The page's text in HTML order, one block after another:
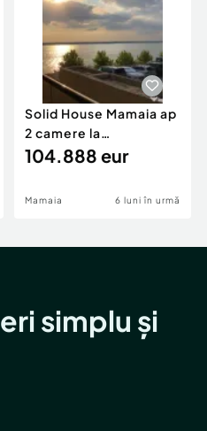
Solid House Mamaia ap
2 camere la
cheie,langa Mega
104.888 eur
Mamaia 6 luni în urmă
simplu și